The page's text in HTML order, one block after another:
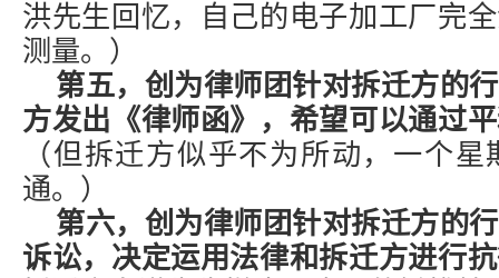
洪先生回忆，自己的电子加工厂完
测量。）
第五，创为律师团针对拆迁方的
方发出《律师函》，希望可以通过
（但拆迁方似乎不为所动，一个
通。）
第六，创为律师团针对拆迁方的
诉讼，决定运用法律和拆迁方进行